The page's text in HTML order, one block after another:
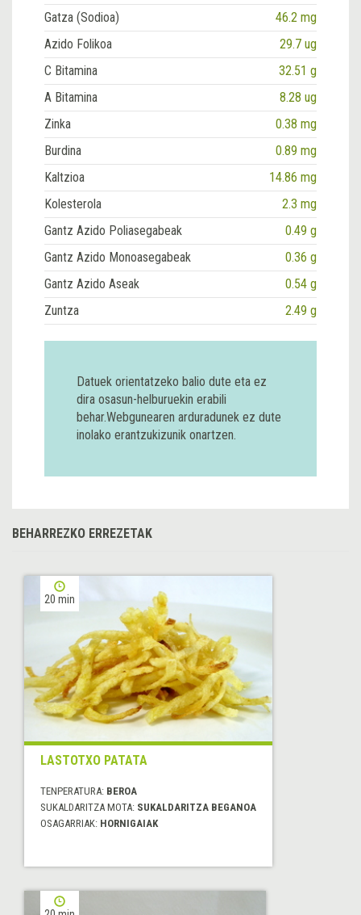
Gatza (Sodioa)
46.2 mg
Azido Folikoa
29.7 ug
C Bitamina
32.51 g
A Bitamina
8.28 ug
Zinka
0.38 mg
Burdina
0.89 mg
Kaltzioa
14.86 mg
Kolesterola
2.3 mg
Gantz Azido Poliasegabeak
0.49 g
Gantz Azido Monoasegabeak
0.36 g
Gantz Azido Aseak
0.54 g
Zuntza
2.49 g
Datuek orientatzeko balio dute eta ez
dira osasun-helburuekin erabili
behar.Webgunearen arduradunek ez dute
inolako erantzukizunik onartzen.
BEHARREZKO ERREZETAK
20 min
LASTOTXO PATATA
TENPERATURA: BEROA
SUKALDARITZA MOTA: SUKALDARITZA BEGANOA
OSAGARRIAK: HORNIGAIAK